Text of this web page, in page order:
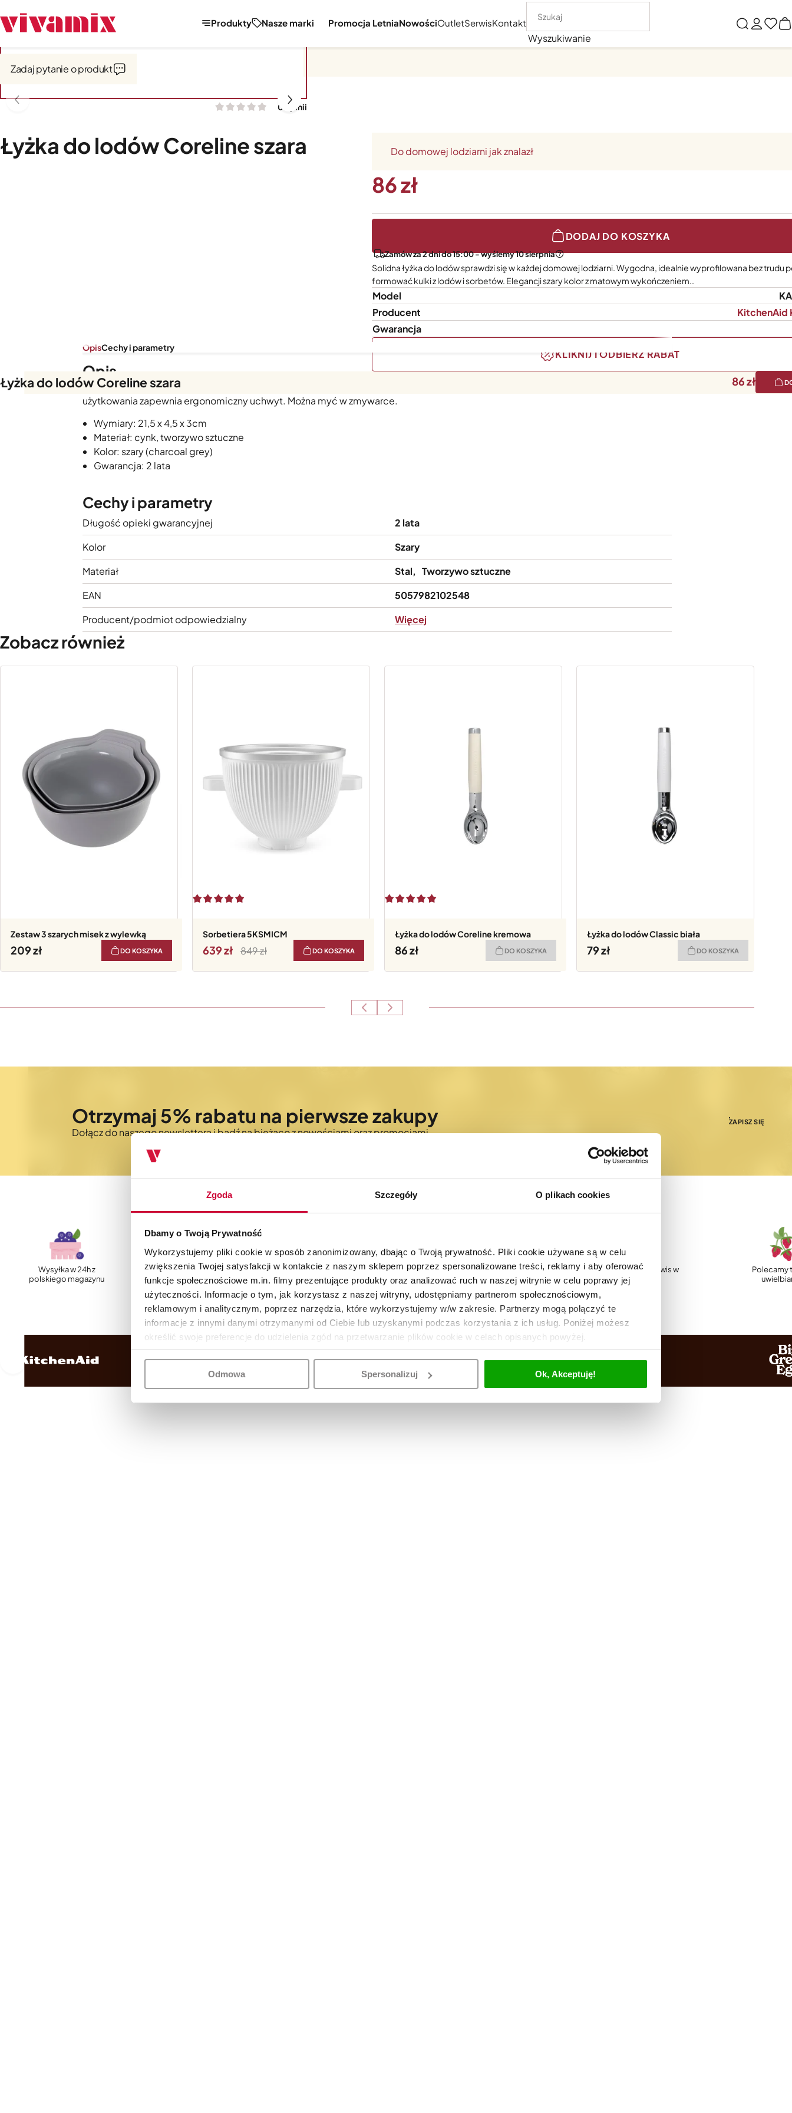
Zgoda Szczegóły O plikach cookies
Dbamy o Twoją Prywatność
Wykorzystujemy pliki cookie w sposób zanonimizowany, dbając o Twoją prywatność. Pliki cookie używane są w celu
zwiększenia Twojej satysfakcji w kontakcie z naszym sklepem poprzez spersonalizowane treści, reklamy i aby oferować
funkcje społecznościowe m.in. filmy prezentujące produkty oraz analizować ruch w naszej witrynie w celu poprawy jej
użyteczności. Informacje o tym, jak korzystasz z naszej witryny, udostępniamy partnerom społecznościowym,
reklamowym i analitycznym, poprzez narzędzia, które wykorzystujemy w/w zakresie. Partnerzy mogą połączyć te
informacje z innymi danymi otrzymanymi od Ciebie lub uzyskanymi podczas korzystania z ich usług. Poniżej możesz
określić swoje preferencje do udzielenia zgód na przetwarzanie plików cookie w celach opisanych powyżej.
Odmowa Spersonalizuj Ok, Akceptuję!
Produkty Nasze marki Promocja LetniaNowościOutletSerwisKontakt
Wyszukiwanie
Narzędzia i akcesoria kuchenne
0 opinii
Łyżka do lodów Coreline szara
Zadaj pytanie o produkt
Do domowej lodziarni jak znalazł
86
DODAJ DO KOSZYKA
Zamów za 2 dni do 15:00 - wyślemy 10 sierpnia
Solidna łyżka do lodów sprawdzi się w każdej domowej lodziarni. Wygodna, idealnie wyprofilowana bez trudu
formować kulki z lodów i sorbetów. Elegancji szary kolor z matowym wykończeniem..
Model
Producent
KitchenAid
Gwarancja
KLIKNIJ I ODBIERZ RABAT
Łyżka do lodów Coreline szara 86
OpisCechy i parametry
Opis
Łyżka do lodów do formowania idealnych kulek zapewnia łatwe nabieranie mocno zmrożonych lodów oraz sorbetów. Wygodę
użytkowania zapewnia ergonomiczny uchwyt. Można myć w zmywarce.
Wymiary: 21,5 x 4,5 x 3cm
Materiał: cynk, tworzywo sztuczne
Kolor: szary (charcoal grey)
Gwarancja: 2 lata
Cechy i parametry
Długość opieki gwarancyjnej
2 lata
Kolor
Szary
Materiał
Stal
Tworzywo sztuczne
EAN
5057982102548
Producent/podmiot odpowiedzialny
Więcej
Zobacz również
Zestaw 3 szarych misek z wylewką
209 DO KOSZYKA
Sorbetiera 5KSMICM
639 849 DO KOSZYKA
Łyżka do lodów Coreline kremowa
86 DO KOSZYKA
Łyżka do lodów Classic biała
79 DO KOSZYKA
Otrzymaj 5% rabatu na pierwsze zakupy
Dołącz do naszego newslettera i bądź na bieżąco z nowościami oraz promocjami
ZAPISZ SIĘ
Wysyłka w 24h z
polskiego magazynu
Szybka, darmowa
dostawa
30 dni na zwrot
produktów
Autoryzowany sklep
KitchenAid
Profesjonalny serwis w
Polsce
Polecamy